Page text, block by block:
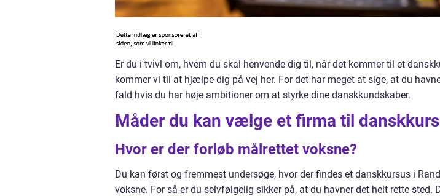
Er du i tvivl om, hvem du skal henvende dig til, når det kommer til et
kommer vi til at hjælpe dig på vej her. For det har meget at sige, at du
fald hvis du har høje ambitioner om at styrke dine danskkundskaber.
Måder du kan vælge et firma til
Hvor er der forløb målrettet voksne?
Du kan først og fremmest undersøge, hvor der findes et danskkursus i
voksne. For så er du selvfølgelig sikker på, at du havner det helt rette sted.